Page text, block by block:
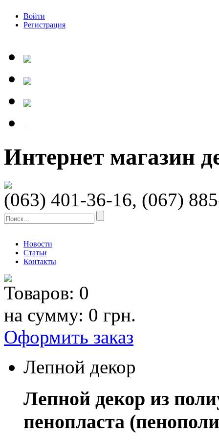
Войти
Регистрация
Интернет магазин
(063) 401-36-16, (067)
Новости
Статьи
Контакты
Товаров: 0
на сумму: 0 грн.
Оформить заказ
Лепной декор
Лепной декор из
пенопласта